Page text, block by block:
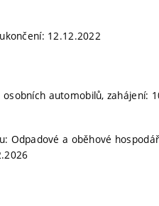
12.12.2022
automobilů, zahájení:
Odpadové a oběhové